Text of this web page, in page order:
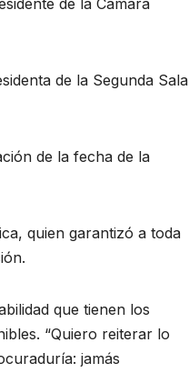
de la Cámara
de la Segunda Sala
de la fecha de la
quien garantizó a toda
que tienen los
“Quiero reiterar lo
jamás